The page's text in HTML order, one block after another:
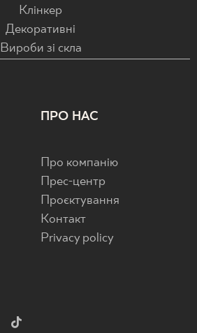
Клінкер
Декоративні
Вироби зі скла
ПРО НАС
Про компанію
Прес-центр
Проєктування
Контакт
Privacy policy